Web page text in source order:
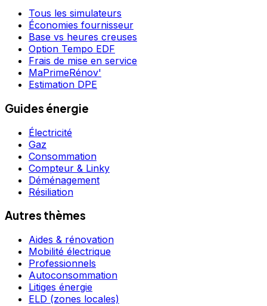
Tous les simulateurs
Économies fournisseur
Base vs heures creuses
Option Tempo EDF
Frais de mise en service
MaPrimeRénov'
Estimation DPE
Guides énergie
Électricité
Gaz
Consommation
Compteur & Linky
Déménagement
Résiliation
Autres thèmes
Aides & rénovation
Mobilité électrique
Professionnels
Autoconsommation
Litiges énergie
ELD (zones locales)